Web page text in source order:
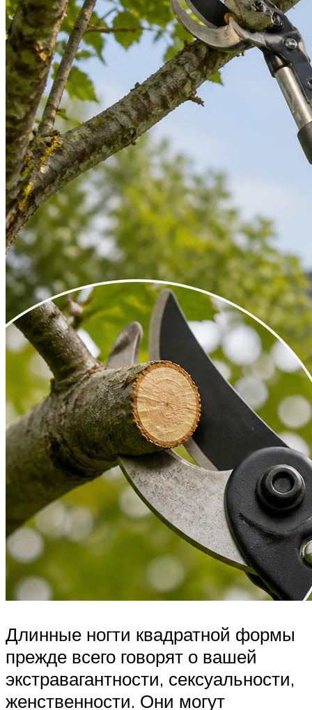
Длинные ногти квадратной формы
прежде всего говорят о вашей
экстравагантности, сексуальности,
женственности. Они могут